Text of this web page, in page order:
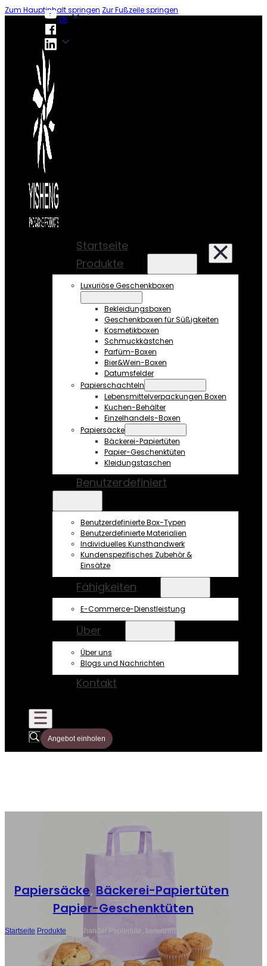
Zum Hauptinhalt springen Zur Fußzeile springen
DE
Startseite
Produkte
Luxuriöse Geschenkboxen
Bekleidungsboxen
Geschenkboxen für Süßigkeiten
Kosmetikboxen
Schmuckkästchen
Parfüm-Boxen
Bier&Wein-Boxen
Datumsfelder
Papierschachteln
Lebensmittelverpackungen Boxen
Kuchen-Behälter
Einzelhandels-Boxen
Papiersäcke
Bäckerei-Papiertüten
Papier-Geschenktüten
Kleidungstaschen
Benutzerdefiniert
Benutzerdefinierte Box-Typen
Benutzerdefinierte Materialien
Individuelles Kunsthandwerk
Kundenspezifisches Zubehör &
Einsätze
Fähigkeiten
E-Commerce-Dienstleistung
Über
Über uns
Blogs und Nachrichten
Kontakt
Angebot einholen
Papiersäcke, Bäckerei-Papiertüten
Papier-Geschenktüten
Startseite Produkte
Großhandel Papiertüte, benutzerdefinierte gedruckt
Bäckerei Taschen mit Griff